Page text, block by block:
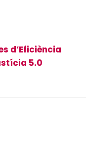
d’Eficiència
5.0